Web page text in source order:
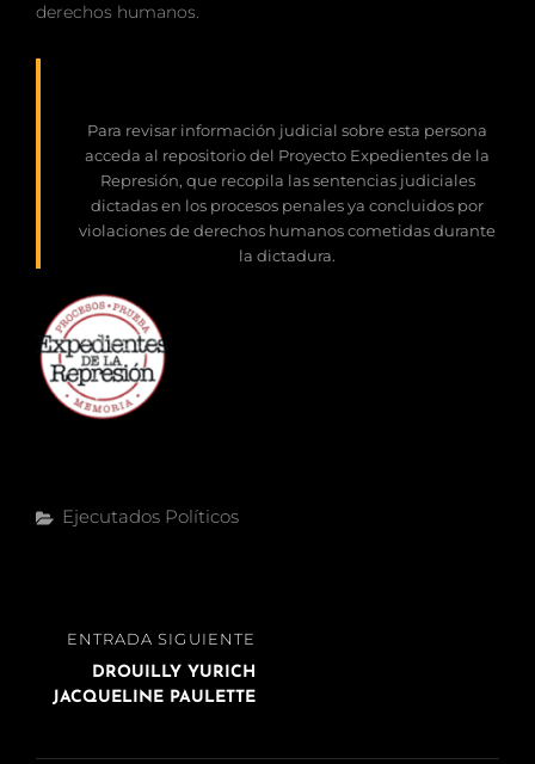
derechos humanos.
Para revisar información judicial sobre esta persona
acceda al repositorio del Proyecto Expedientes de la
Represión, que recopila las sentencias judiciales
dictadas en los procesos penales ya concluidos por
violaciones de derechos humanos cometidas durante
la dictadura.
Categorías
Ejecutados Políticos
Navegación
entradas
ENTRADA
SIGUIENTE
ENTRADA SIGUIENTE
DROUILLY YURICH
JACQUELINE PAULETTE